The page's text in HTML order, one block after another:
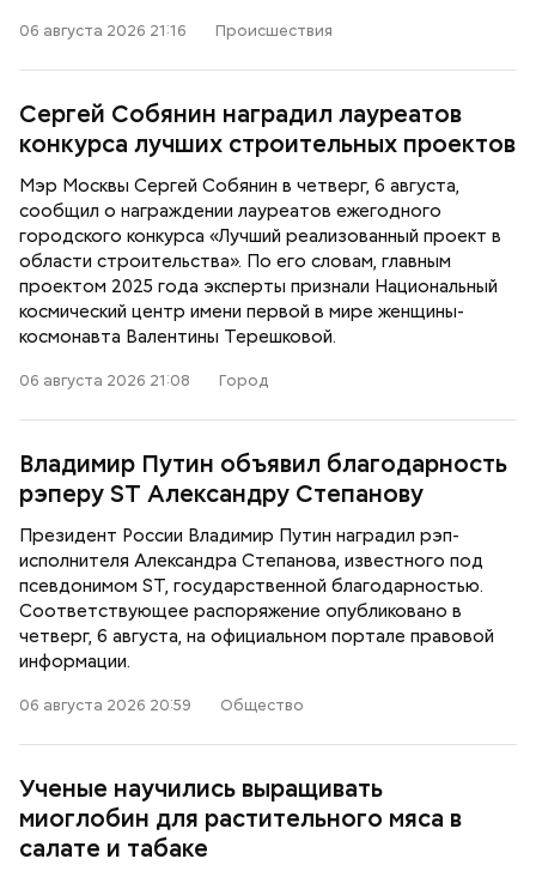
06 августа 2026 21:16 Происшествия
Сергей Собянин наградил лауреатов
конкурса лучших строительных проектов
Мэр Москвы Сергей Собянин в четверг, 6 августа,
сообщил о награждении лауреатов ежегодного
городского конкурса «Лучший реализованный проект в
области строительства». По его словам, главным
проектом 2025 года эксперты признали Национальный
космический центр имени первой в мире женщины-
космонавта Валентины Терешковой.
06 августа 2026 21:08 Город
Владимир Путин объявил благодарность
рэперу ST Александру Степанову
Президент России Владимир Путин наградил рэп-
исполнителя Александра Степанова, известного под
псевдонимом ST, государственной благодарностью.
Соответствующее распоряжение опубликовано в
четверг, 6 августа, на официальном портале правовой
информации.
06 августа 2026 20:59 Общество
Ученые научились выращивать
миоглобин для растительного мяса в
салате и табаке